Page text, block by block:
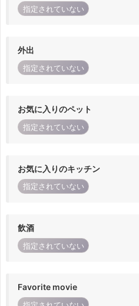
指定されていない
外出
指定されていない
お気に入りのペット
指定されていない
お気に入りのキッチン
指定されていない
飲酒
指定されていない
Favorite movie